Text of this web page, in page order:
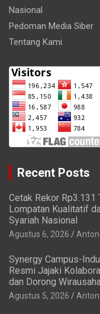
Nasional
Pedoman Media Siber
Tentang Kami
Recent Posts
Cetak Rekor Rp3.131
Lompatan Kualitatif
Syariah Nasional
Agustus 6, 2026 Anton
Synergy Campus-
Resmi Jajaki
dan Dorong
Agustus 5, 2026 Anton